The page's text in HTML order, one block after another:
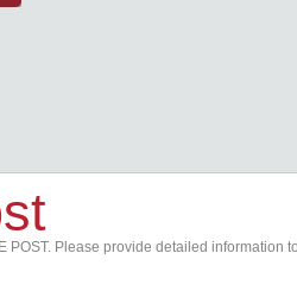
POST. Please provide detailed information to